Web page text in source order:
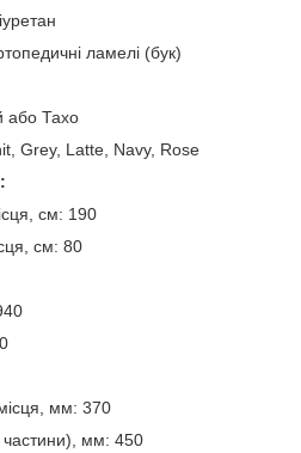
ламелі (бук)
або Тахо
Grey, Latte, Navy, Rose
см: 190
см: 80
мм: 370
частини), мм: 450